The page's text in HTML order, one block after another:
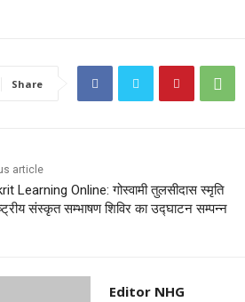
Share
article
Learning Online: गोस्वामी तुलसीदास स्मृति
संस्कृत सम्भाषण शिविर का उद्घाटन सम्पन्न
Editor NHG